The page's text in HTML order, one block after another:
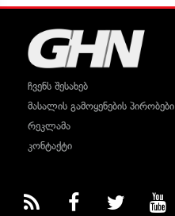
ჩვენს შესახებ
მასალის გამოყენების პირობები
რეკლამა
კონტაქტი